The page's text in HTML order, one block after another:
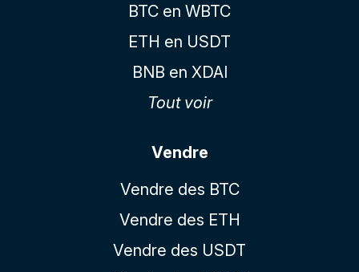
BTC en WBTC
ETH en USDT
BNB en XDAI
Tout voir
Vendre
Vendre des BTC
Vendre des ETH
Vendre des USDT